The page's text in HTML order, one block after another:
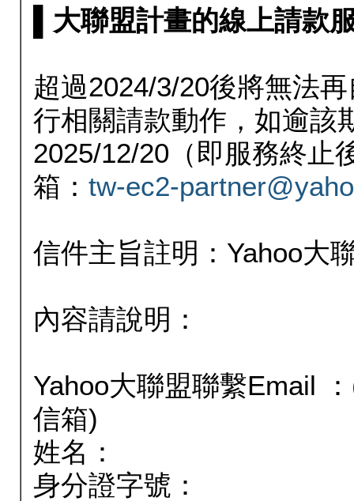
▌大聯盟計畫的線上請款
超過2024/3/20後將無法
行相關請款動作，如逾該
2025/12/20（即服務終止
箱： tw-ec2-
信件主旨註明：Yahoo大
內容請說明：
Yahoo大聯盟聯繫Email
信箱)
姓名：
身分證字號：